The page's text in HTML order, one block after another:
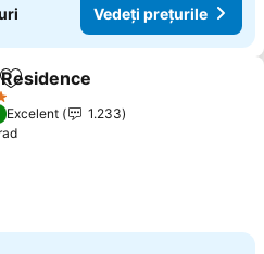
Vedeți prețurile
Adăugaţi la favorite
Excelent
1.233